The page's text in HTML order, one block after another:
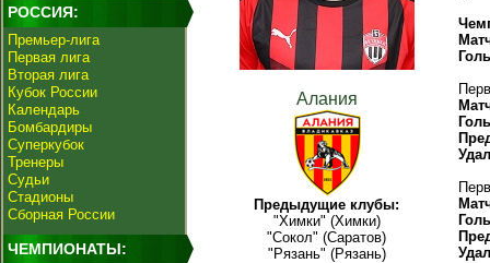
РОССИЯ:
Премьер-лига
Первая лига
Вторая лига
Кубок России
Календарь
Бомбардиры
Суперкубок
Тренеры
Судьи
Стадионы
Сборная России
ЧЕМПИОНАТЫ:
Алания
Предыдущие клубы:
"Химки" (Химки)
"Сокол" (Саратов)
"Рязань" (Рязань)